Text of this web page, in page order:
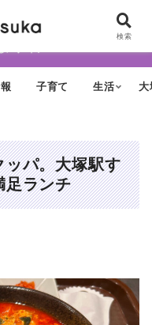
街「大塚」の魅力を面白く・
子育て 生活 大
ッパ。大塚駅す
足ランチ
検索